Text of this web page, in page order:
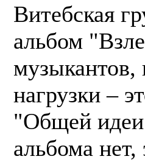
Витебская
альбом
музыкантов,
нагрузки –
"Общей
альбома